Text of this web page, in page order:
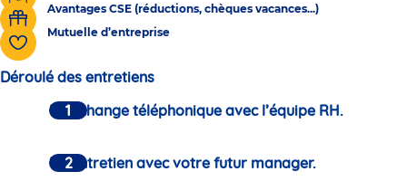
Avantages CSE (réductions, chèques vacances...)
Mutuelle d’entreprise
Déroulé des entretiens
Un échange téléphonique avec l’équipe RH.
Un entretien avec votre futur manager.